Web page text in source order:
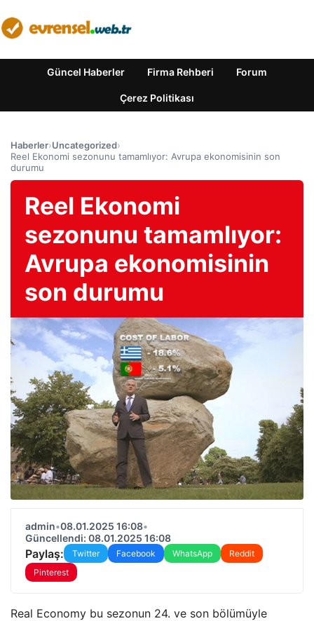
Güncel Haberler Firma Rehberi Forum
Çerez Politikası
Haberler›Uncategorized›
Reel Ekonomi sezonunu tamamlıyor: Avrupa ekonomisinin son
durumu
Reel Ekonomi
sezonunu tamamlıyor:
Avrupa ekonomisinin
son durumu
admin•08.01.2025 16:08•
Güncellendi: 08.01.2025 16:08
Paylaş: Twitter Facebook WhatsApp
Reddit
Pinterest
Real Economy bu sezonun 24. ve son bölümüyle